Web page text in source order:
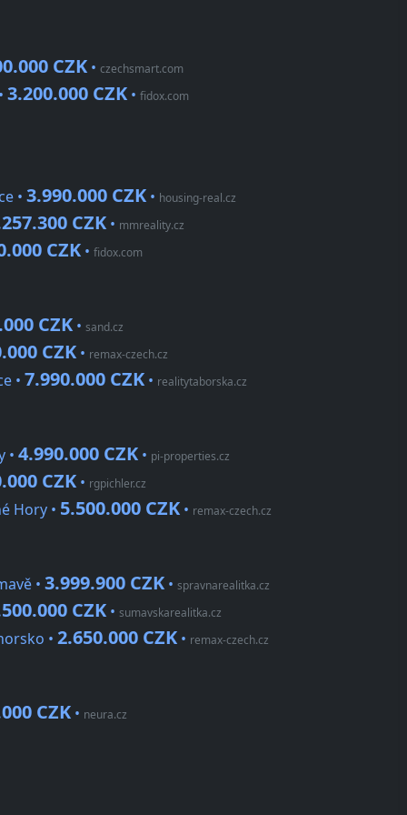
CZK • czechsmart.com
3.200.000 CZK • fidox.com
• 3.990.000 CZK • housing-real.cz
CZK • mmreality.cz
CZK • fidox.com
CZK • sand.cz
CZK • remax-czech.cz
• 7.990.000 CZK • realitytaborska.cz
• 4.990.000 CZK • pi-properties.cz
CZK • rgpichler.cz
Hory • 5.500.000 CZK • remax-czech.cz
• 3.999.900 CZK • spravnarealitka.cz
CZK • sumavskarealitka.cz
• 2.650.000 CZK • remax-czech.cz
CZK • neura.cz